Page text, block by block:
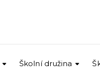
Školní družina